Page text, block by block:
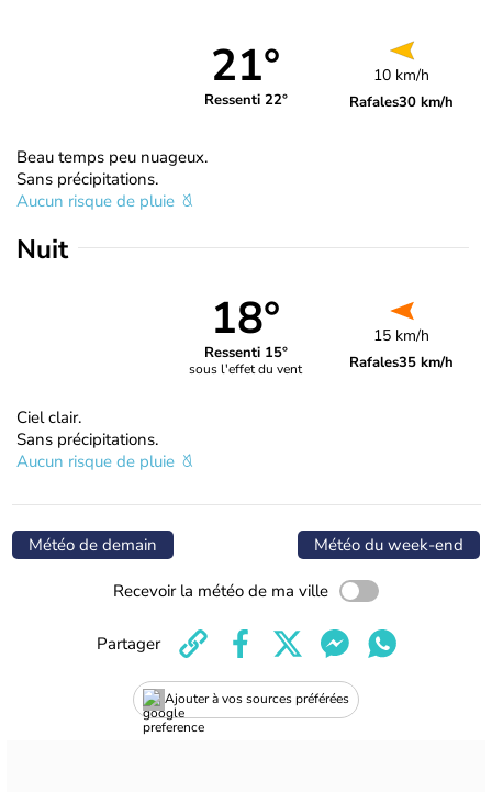
21°
Ressenti 22°
10 km/h
Rafales30 km/h
Beau temps peu nuageux.
Sans précipitations.
Aucun risque de pluie
Nuit
18°
Ressenti 15°
sous l'effet du vent
15 km/h
Rafales35 km/h
Ciel clair.
Sans précipitations.
Aucun risque de pluie
Météo de demain Météo du week-end
Recevoir la météo de ma ville
Ajouter à vos sources préférées
Partager